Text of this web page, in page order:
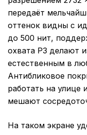
передаёт
оттенок видны с
до 500 нит,
охвата P3 делают
естественным в
Антибликовое
работать на улице
мешают
На таком экране